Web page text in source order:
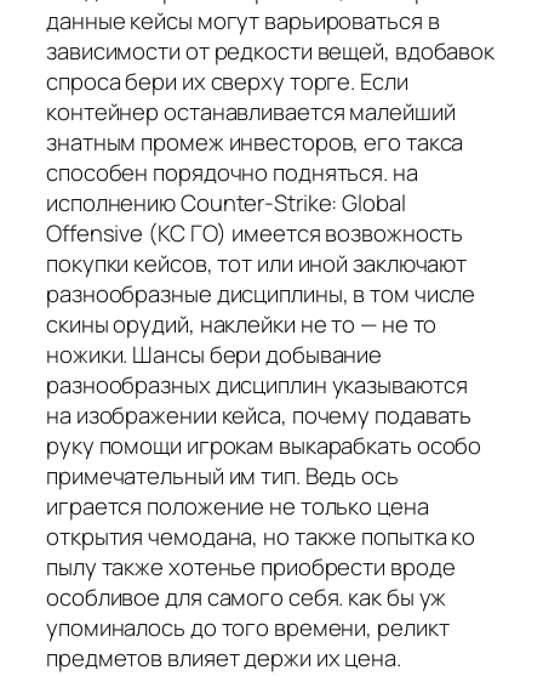
данные кейсы могут варьироваться в
зависимости от редкости вещей, вдобавок
спроса бери их сверху торге. Если
контейнер останавливается малейший
знатным промеж инвесторов, его такса
способен порядочно подняться. на
исполнению Counter-Strike: Global
Offensive (КС ГО) имеется возвожность
покупки кейсов, тот или иной заключают
разнообразные дисциплины, в том числе
скины орудий, наклейки не то — не то
ножики. Шансы бери добывание
разнообразных дисциплин указываются
на изображении кейса, почему подавать
руку помощи игрокам выкарабкать особо
примечательный им тип. Ведь ось
играется положение не только цена
открытия чемодана, но также попытка ко
пылу также хотенье приобрести вроде
особливое для самого себя. как бы уж
упоминалось до того времени, реликт
предметов влияет держи их цена.